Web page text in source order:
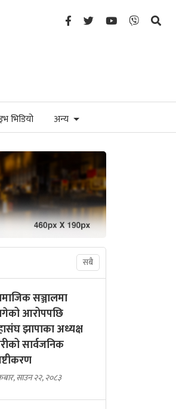
भिडियो अन्य
सबै
सञ्जालमा
आरोपपछि
झापाका अध्यक्ष
सार्वजनिक
साउन २२, २०८३